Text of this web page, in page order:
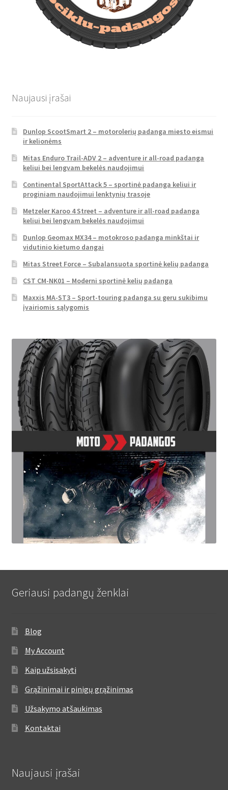
Naujausi įrašai
Dunlop ScootSmart 2 – motorolerių padanga miesto eismui
ir kelionėms
Mitas Enduro Trail-ADV 2 – adventure ir all-road padanga
keliui bei lengvam bekelės naudojimui
Continental SportAttack 5 – sportinė padanga keliui ir
proginiam naudojimui lenktynių trasoje
Metzeler Karoo 4 Street – adventure ir all-road padanga
keliui bei lengvam bekelės naudojimui
Dunlop Geomax MX34 – motokroso padanga minkštai ir
vidutinio kietumo dangai
Mitas Street Force – Subalansuota sportinė kelių padanga
CST CM-NK01 – Moderni sportinė kelių padanga
Maxxis MA-ST3 – Sport-touring padanga su geru sukibimu
įvairiomis sąlygomis
Geriausi padangų ženklai
Blog
My Account
Kaip užsisakyti
Grąžinimai ir pinigų grąžinimas
Užsakymo atšaukimas
Kontaktai
Naujausi įrašai